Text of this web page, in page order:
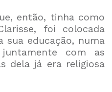
então, tinha como
foi colocada
sua educação, numa
juntamente com as
dela já era religiosa